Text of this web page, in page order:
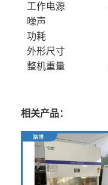
工作电源
噪声
功耗
外形尺寸
整机重量
相关产品：